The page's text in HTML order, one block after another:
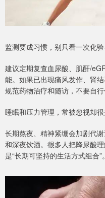
监测要成习惯，别只看一次化
建议定期复查血尿酸、肌酐/
能。如果已出现痛风发作、肾
规范药物治疗和随访，不要自行
睡眠和压力管理，常被忽视却
长期熬夜、精神紧绷会加剧代
和深夜饮酒。很多人把降尿酸
是“长期可坚持的生活方式组合”。